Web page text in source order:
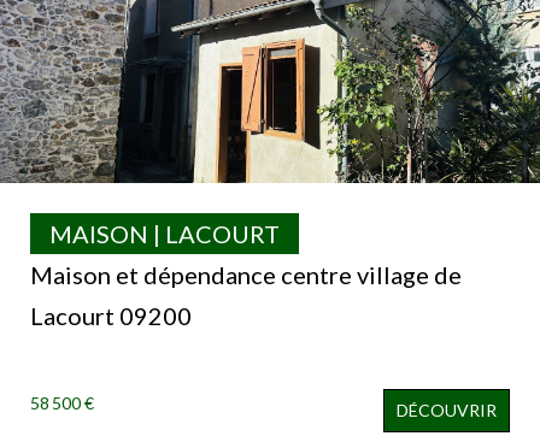
Maison et dépendance centre village de
Lacourt 09200
MAISON | LACOURT
58 500 € DÉCOUVRIR